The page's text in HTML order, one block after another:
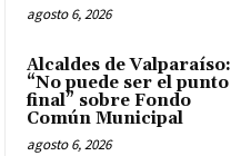
agosto 6, 2026
Alcaldes de Valparaíso:
“No puede ser el punto
final” sobre Fondo
Común Municipal
agosto 6, 2026